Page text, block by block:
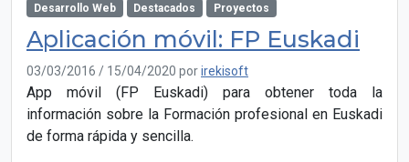
Desarrollo Web Destacados Proyectos
Aplicación móvil: FP Euskadi
03/03/2016 / 15/04/2020 porirekisoft
App móvil (FP Euskadi) para obtener toda la
información sobre la Formación profesional en Euskadi
de forma rápida y sencilla.